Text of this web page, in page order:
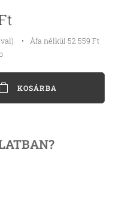
Áfa nélkül 52 559 Ft
KOSÁRBA